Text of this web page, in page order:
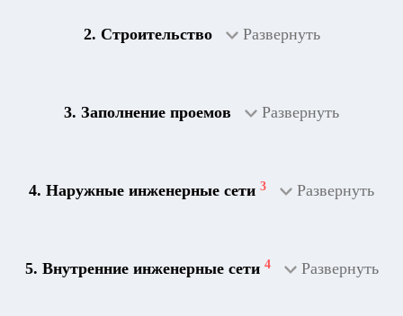
2. Строительство Развернуть
3. Заполнение проемов Развернуть
4. Наружные инженерные сети 3 Развернуть
5. Внутренние инженерные сети 4 Развернуть